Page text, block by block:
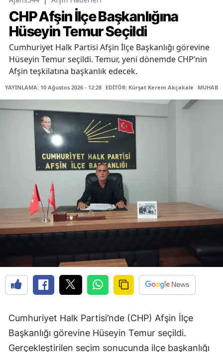
CHP Afşin İlçe Başkanlığına
Hüseyin Temur Seçildi
Cumhuriyet Halk Partisi Afşin İlçe Başkanlığı görevine
Hüseyin Temur seçildi. Temur, yeni dönemde CHP’nin
Afşin teşkilatına başkanlık edecek.
YAYINLAMA: 10 Ağustos 2026 - 12:28 EDİTÖR: Kürşat Kerem Akçakale
Cumhuriyet Halk Partisi’nde (CHP) Afşin İlçe
Başkanlığı görevine Hüseyin Temur seçildi.
Gerçekleştirilen seçim sonucunda ilçe başkanlığı